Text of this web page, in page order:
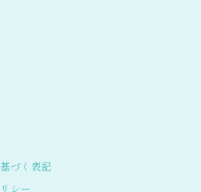
づく表記
シー